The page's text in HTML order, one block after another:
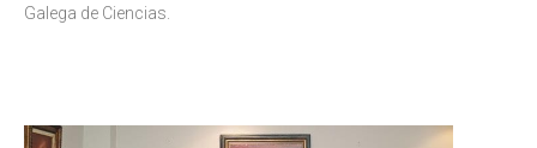
Galega de Ciencias.